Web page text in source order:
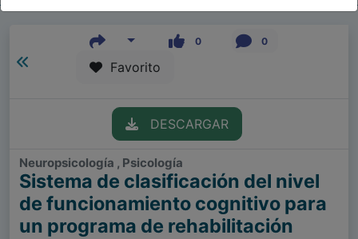
0 0
Favorito
DESCARGAR
Neuropsicología , Psicología
Sistema de clasificación del nivel
de funcionamiento cognitivo para
un programa de rehabilitación